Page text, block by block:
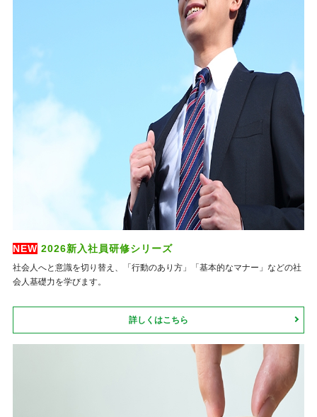
NEW 2026新入社員研修シリーズ
社会人へと意識を切り替え、「行動のあり方」「基本的なマナー」などの社
会人基礎力を学びます。
詳しくはこちら